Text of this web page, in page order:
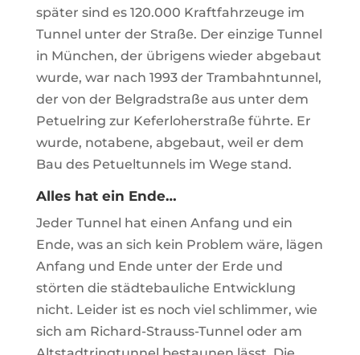
später sind es 120.000 Kraftfahrzeuge im
Tunnel unter der Straße. Der einzige Tunnel
in München, der übrigens wieder abgebaut
wurde, war nach 1993 der Trambahntunnel,
der von der Belgradstraße aus unter dem
Petuelring zur Keferloherstraße führte. Er
wurde, notabene, abgebaut, weil er dem
Bau des Petueltunnels im Wege stand.
Alles hat ein Ende…
Jeder Tunnel hat einen Anfang und ein
Ende, was an sich kein Problem wäre, lägen
Anfang und Ende unter der Erde und
störten die städtebauliche Entwicklung
nicht. Leider ist es noch viel schlimmer, wie
sich am Richard-Strauss-Tunnel oder am